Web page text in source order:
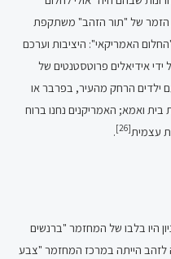
הזמר של "תור הזהב" משתקפת
האמריקאי": היציבות וערכם
ידי אידיאלים פרוטסטנטים של
עם ילדים הרחק מהעיר, בפרבר או
ואמא; האמריקנים נחנו ברוח
עצמית[26]
.
היו בלבו של המחזמר "ברנשים
והבהלה לזהב הייתה במרכז המחזמר "צבע